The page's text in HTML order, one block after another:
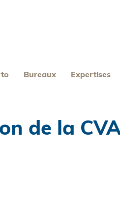
Bureaux Expertises
de la